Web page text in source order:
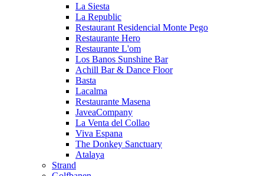
La Siesta
La Republic
Restaurant Residencial Monte Pego
Restaurante Hero
Restaurante L'om
Los Banos Sunshine Bar
Achill Bar & Dance Floor
Basta
Lacalma
Restaurante Masena
JaveaCompany
La Venta del Collao
Viva Espana
The Donkey Sanctuary
Atalaya
Strand